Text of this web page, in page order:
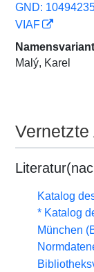
GND:
VIAF
Malý, Karel
Vernetzte
Katalog
* Katalog
München